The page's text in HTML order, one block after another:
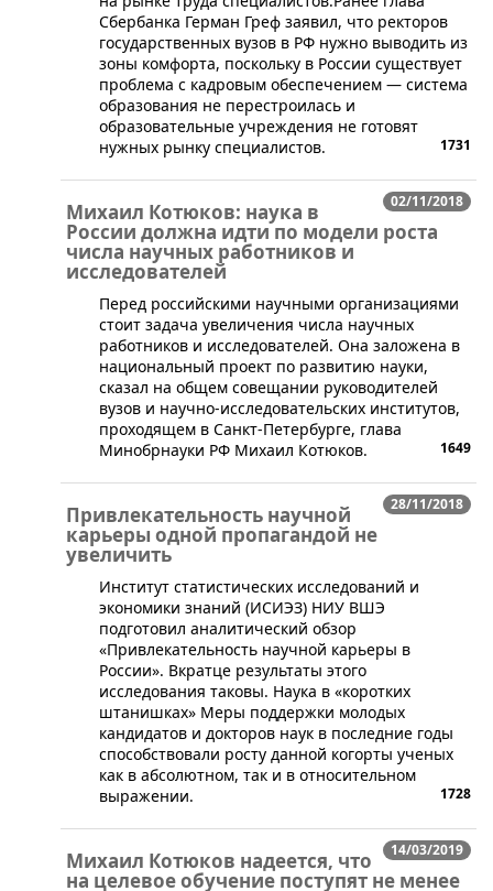
Сбербанка Герман Греф заявил, что ректоров
государственных вузов в РФ нужно выводить из
зоны комфорта, поскольку в России существует
проблема с кадровым обеспечением — система
образования не перестроилась и
образовательные учреждения не готовят
нужных рынку специалистов.
1731
02/11/2018
Михаил Котюков: наука в
России должна идти по модели роста
числа научных работников и
исследователей
​Перед российскими научными организациями
стоит задача увеличения числа научных
работников и исследователей. Она заложена в
национальный проект по развитию науки,
сказал на общем совещании руководителей
вузов и научно-исследовательских институтов,
проходящем в Санкт-Петербурге, глава
Минобрнауки РФ Михаил Котюков.
1649
28/11/2018
Привлекательность научной
карьеры одной пропагандой не
увеличить
​​Институт статистических исследований и
экономики знаний (ИСИЭЗ) НИУ ВШЭ
подготовил аналитический обзор
«Привлекательность научной карьеры в
России». Вкратце результаты этого
исследования таковы. Наука в «коротких
штанишках» Меры поддержки молодых
кандидатов и докторов наук в последние годы
способствовали росту данной когорты ученых
как в абсолютном, так и в относительном
выражении.
1728
14/03/2019
Михаил Котюков надеется, что
на целевое обучение поступят не менее